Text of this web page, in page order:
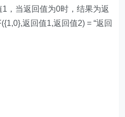
，当返回值为0时，结果为返
返回值1,返回值2) = “返回